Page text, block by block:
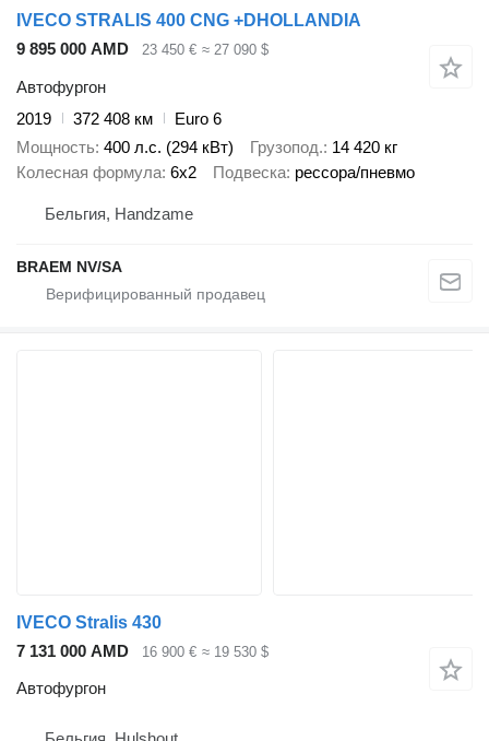
IVECO STRALIS 400 CNG +DHOLLANDIA
9 895 000 AMD
23 450 € ≈ 27 090 $
Автофургон
2019
372 408 км
Euro 6
Мощность 400 л.с. (294 кВт) Грузопод. 14 420 кг
Колесная формула 6x2 Подвеска рессора/пневмо
Бельгия, Handzame
BRAEM NV/SA
IVECO Stralis 430
7 131 000 AMD
16 900 € ≈ 19 530 $
Автофургон